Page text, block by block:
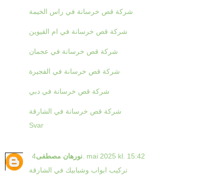
شركة قص خرسانة في راس الخيمة
شركة قص خرسانة في ام القيوين
شركة قص خرسانة في عجمان
شركة قص خرسانة في الفجيرة
شركة قص خرسانة في دبي
شركة قص خرسانة في الشارقة
Svar
نورهان مصطفى 4. mai 2025 kl. 15:42
تركيب ابواب وشبابيك في الشارقة